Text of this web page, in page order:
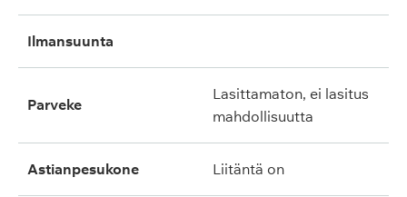
ilmansuunta
parveke
lasittamaton, ei lasitus
mahdollisuutta
astianpesukone liitäntä on